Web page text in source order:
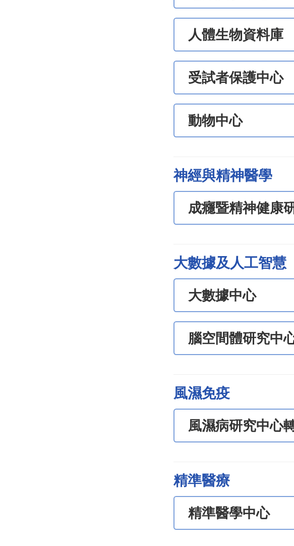
人體生物資料庫
受試者保護中心
動物中心
神經與精神醫學
成癮暨精神健康
大數據及人工智慧
大數據中心
腦空間體研究中
風濕免疫
風濕病研究中心
精準醫療
精準醫學中心